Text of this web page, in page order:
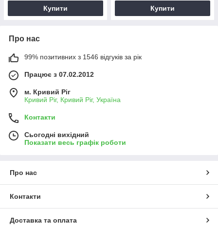
Купити Купити
Про нас
99% позитивних з 1546 відгуків за рік
Працює з 07.02.2012
м. Кривий Ріг
Кривий Ріг, Кривий Ріг, Україна
Контакти
Сьогодні вихідний
Показати весь графік роботи
Про нас
Контакти
Доставка та оплата